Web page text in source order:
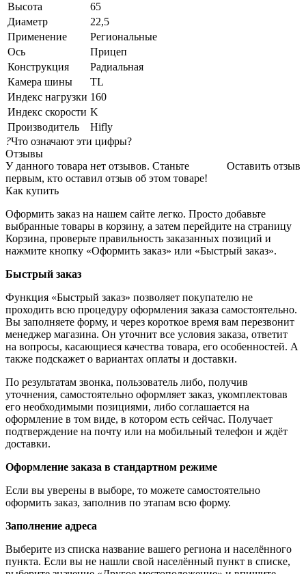
Высота
65
Диаметр
22,5
Применение
Региональные
Ось
Прицеп
Конструкция
Радиальная
Камера шины
TL
Индекс нагрузки 160
Индекс скорости K
Производитель
Hifly
?Что означают эти цифры?
Отзывы
Оставить отзыв
У данного товара нет отзывов. Станьте
первым, кто оставил отзыв об этом товаре!
Как купить
Оформить заказ на нашем сайте легко. Просто добавьте
выбранные товары в корзину, а затем перейдите на страницу
Корзина, проверьте правильность заказанных позиций и
нажмите кнопку «Оформить заказ» или «Быстрый заказ».
Быстрый заказ
Функция «Быстрый заказ» позволяет покупателю не
проходить всю процедуру оформления заказа самостоятельно.
Вы заполняете форму, и через короткое время вам перезвонит
менеджер магазина. Он уточнит все условия заказа, ответит
на вопросы, касающиеся качества товара, его особенностей. А
также подскажет о вариантах оплаты и доставки.
По результатам звонка, пользователь либо, получив
уточнения, самостоятельно оформляет заказ, укомплектовав
его необходимыми позициями, либо соглашается на
оформление в том виде, в котором есть сейчас. Получает
подтверждение на почту или на мобильный телефон и ждёт
доставки.
Оформление заказа в стандартном режиме
Если вы уверены в выборе, то можете самостоятельно
оформить заказ, заполнив по этапам всю форму.
Заполнение адреса
Выберите из списка название вашего региона и населённого
пункта. Если вы не нашли свой населённый пункт в списке,